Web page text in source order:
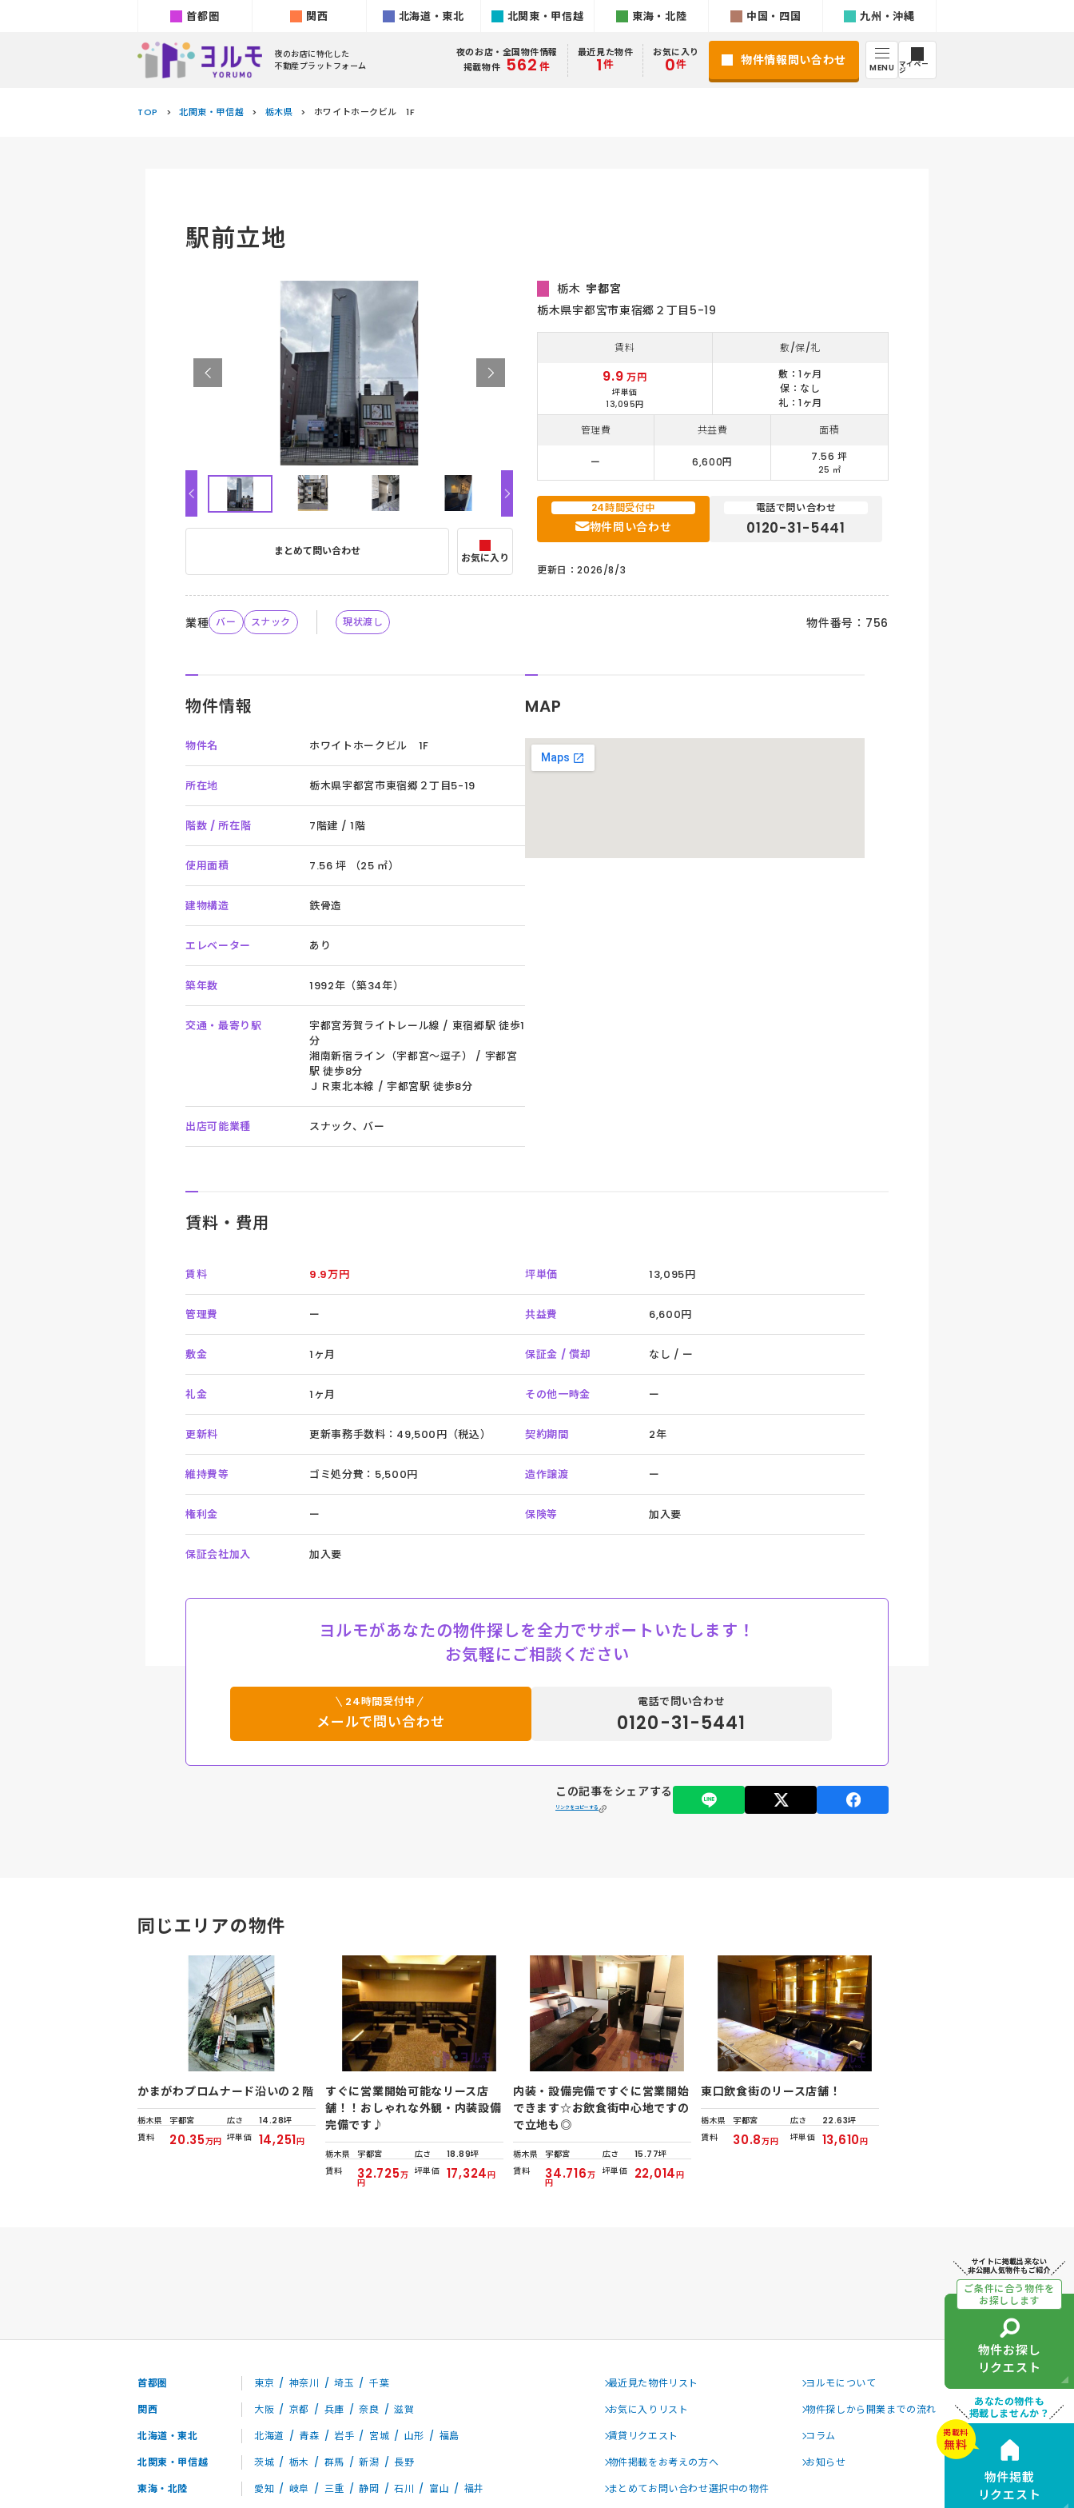
首都圏 関西 北海道・東北 北関東・甲信越 東海・北陸 中国・四国 九州・沖縄
夜のお店に特化した
不動産プラットフォーム
夜のお店・全国物件情報
掲載物件 562 件
最近見た物件
1件
お気に入り
0件 物件情報問い合わせ MENU マイペー
ジ
TOP 北関東・甲信越 栃木県 ホワイトホークビル 1F
駅前立地
まとめて問い合わせ お気に入り
栃木 宇都宮
栃木県宇都宮市東宿郷２丁目5-19
賃料 敷/保/礼
9.9 万円
坪単価
13,095円
敷：1ヶ月
保：なし
礼：1ヶ月
管理費
共益費 面積
ー 6,600円 7.56 坪
25 ㎡
24時間受付中
物件問い合わせ
電話で問い合わせ
0120-31-5441
更新日：2026/8/3
業種 バー スナック 現状渡し 物件番号：756
物件情報
物件名 ホワイトホークビル 1F
所在地 栃木県宇都宮市東宿郷２丁目5-19
階数 / 所在階 7階建 / 1階
使用面積 7.56 坪 （25 ㎡）
建物構造 鉄骨造
エレベーター あり
築年数 1992年（築34年）
交通・最寄り駅
宇都宮芳賀ライトレール線 / 東宿郷駅 徒歩1
分
湘南新宿ライン（宇都宮〜逗子） / 宇都宮
駅 徒歩8分
ＪＲ東北本線 / 宇都宮駅 徒歩8分
出店可能業種 スナック、バー
MAP
賃料・費用
賃料 9.9万円 坪単価 13,095円
管理費 ー 共益費 6,600円
敷金 1ヶ月 保証金 / 償却 なし / ー
礼金 1ヶ月 その他一時金 ー
更新料 更新事務手数料：49,500円（税込） 契約期間 2年
維持費等 ゴミ処分費：5,500円 造作譲渡 ー
権利金 ー 保険等 加入要
保証会社加入 加入要
ヨルモがあなたの物件探しを全力でサポートいたします！
お気軽にご相談ください
24時間受付中
メールで問い合わせ
電話で問い合わせ
0120-31-5441
この記事をシェアする
リンクをコピーする
同じエリアの物件
かまがわプロムナード沿いの２階
栃木県 宇都宮 広さ
14.28坪
賃料
20.35万円 坪単価 14,251円
すぐに営業開始可能なリース店
舗！！おしゃれな外観・内装設備
完備です♪
栃木県 宇都宮 広さ
18.89坪
賃料
32.725万
円
坪単価 17,324円
内装・設備完備ですぐに営業開始
できます☆お飲食街中心地ですの
で立地も◎
栃木県 宇都宮 広さ
15.77坪
賃料
34.716万
円
坪単価 22,014円
東口飲食街のリース店舗！
栃木県 宇都宮 広さ
22.63坪
賃料
30.8万円 坪単価 13,610円
サイトに掲載出来ない
非公開人気物件もご紹介
ご条件に合う物件を
お探しします
物件お探し
リクエスト
あなたの物件も
掲載しませんか？
掲載料
無料
物件掲載
リクエスト
首都圏 東京 神奈川 埼玉
千葉
関西
大阪 京都 兵庫 奈良
滋賀
北海道・東北
北海道 青森 岩手 宮城 山形
福島
北関東・甲信越
茨城 栃木 群馬 新潟
長野
東海・北陸
愛知 岐阜 三重 静岡 石川 富山
福井
最近見た物件リスト
お気に入りリスト
賃貸リクエスト
物件掲載をお考えの方へ
まとめてお問い合わせ選択中の物件
ヨルモについて
物件探しから開業までの流れ
コラム
お知らせ
サイトに掲載出来ない
非公開人気物件もご紹介
ご条件に合う物件を
お探しします
物件お探し
リクエスト
あなたの物件も
掲載しませんか？
掲載料
無料
物件掲載
リクエスト